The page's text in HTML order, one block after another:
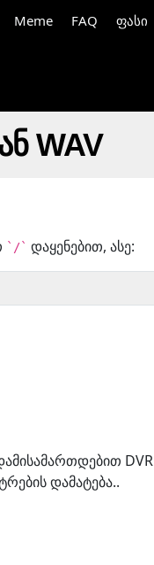
Meme FAQ ფასი
WAV
`/` დაყენებით, ასე:
DVR
დამატება..